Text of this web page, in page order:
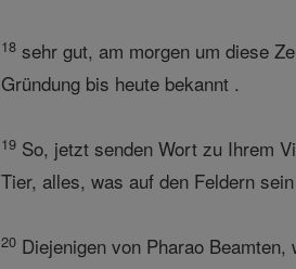
18 sehr gut, am morgen um diese
Gründung bis heute bekannt .
19 So, jetzt senden Wort zu Ihrem
Tier, alles, was auf den Feldern
20 Diejenigen von Pharao